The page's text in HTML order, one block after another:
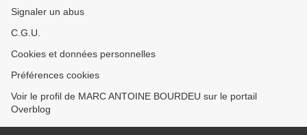
Signaler un abus
C.G.U.
Cookies et données personnelles
Préférences cookies
Voir le profil de MARC ANTOINE BOURDEU sur le portail
Overblog